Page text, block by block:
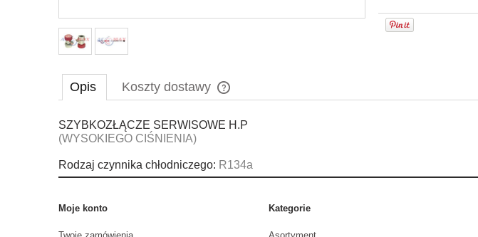
Opis Koszty dostawy
Cena nie zawiera ewentualnych kosztów
SZYBKOZŁĄCZE SERWISOWE H.P
(WYSOKIEGO CIŚNIENIA)
Rodzaj czynnika chłodniczego: R134a
Moje konto Kategorie